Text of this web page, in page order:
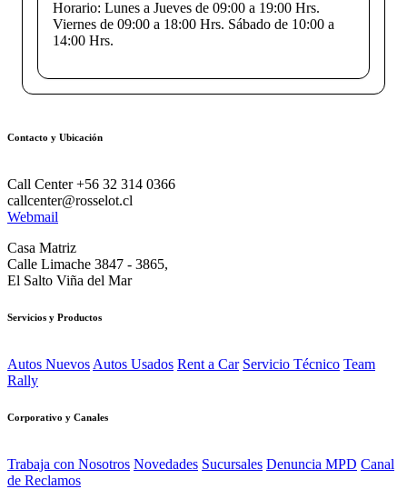
Horario: Lunes a Jueves de 09:00 a 19:00 Hrs.
Viernes de 09:00 a 18:00 Hrs. Sábado de 10:00 a
14:00 Hrs.
Contacto y Ubicación
Call Center +56 32 314 0366
callcenter@rosselot.cl
Webmail
Casa Matriz
Calle Limache 3847 - 3865,
El Salto Viña del Mar
Servicios y Productos
Autos Nuevos Autos Usados Rent a Car Servicio Técnico Team
Rally
Corporativo y Canales
Trabaja con Nosotros Novedades Sucursales Denuncia MPD Canal
de Reclamos